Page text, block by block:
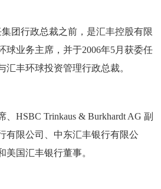
团行政总裁之前，是汇丰控股有限
球业务主席，并于2006年5月获委任
汇丰环球投资管理行政总裁。
HSBC Trinkaus & Burkhardt AG 副
有限公司、中东汇丰银行有限公
美国汇丰银行董事。